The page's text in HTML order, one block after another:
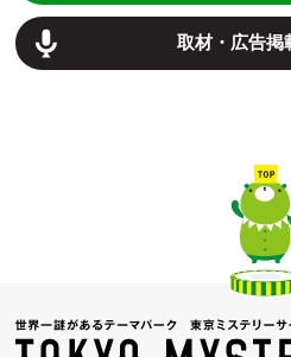
取材・広告掲